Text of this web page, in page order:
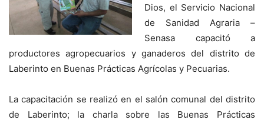
Dios, el Servicio Nacional
de Sanidad Agraria –
Senasa capacitó a
productores agropecuarios y ganaderos del distrito de
Laberinto en Buenas Prácticas Agrícolas y Pecuarias.
La capacitación se realizó en el salón comunal del distrito
de Laberinto; la charla sobre las Buenas Prácticas